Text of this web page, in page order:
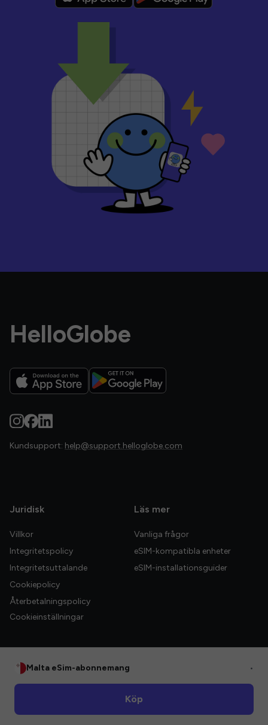
HelloGlobe
Kundsupport: help@support.helloglobe.com
Juridisk
Villkor
Integritetspolicy
Integritetsuttalande
Cookiepolicy
Återbetalningspolicy
Cookieinställningar
Läs mer
Vanliga frågor
eSIM-kompatibla enheter
eSIM-installationsguider
Malta eSim-abonnemang •
Köp